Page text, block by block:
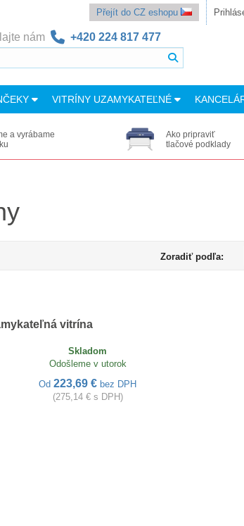
Přejít do CZ eshopu
nám +420 224 817 477
VITRÍNY UZAMYKATEĽNÉ
a vyrábame
Ako pripraviť
tlačové podklady
Zoradiť podľa:
vitrína
Skladom
Odošleme v utorok
Od 223,69 € bez DPH
(275,14 € s DPH)